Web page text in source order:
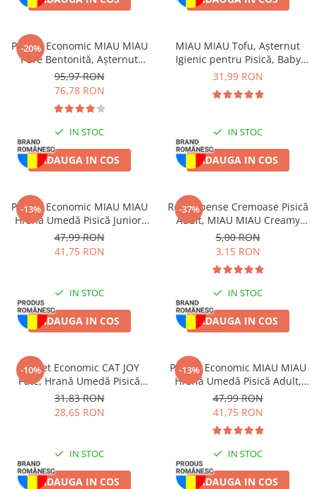
-20%
Pachet Economic MIAU MIAU
Pure Bentonită, Așternut
Igienic pentru Pisică, Lavandă,
4x5L
95,97 RON
76,78 RON
IN STOC
ADAUGA IN COS
MIAU MIAU Tofu, Așternut
Igienic pentru Pisică, Baby
Powder, 6L
31,99 RON
IN STOC
ADAUGA IN COS
-13%
Pachet Economic MIAU MIAU
Hrană Umedă Pisică Junior,
Pui în sos, 24x100g
47,99 RON
41,75 RON
IN STOC
ADAUGA IN COS
-37%
Recompense Cremoase Pisică
Adult, MIAU MIAU Creamy
Snacks, Pui, 4x15g
5,00 RON
3,15 RON
IN STOC
ADAUGA IN COS
-10%
Pachet Economic CAT JOY
Pate, Hrană Umedă Pisică
Adult, Pasăre, 16x100g
31,83 RON
28,65 RON
IN STOC
ADAUGA IN COS
-13%
Pachet Economic MIAU MIAU
Hrană Umedă Pisică Adult,
Sterilizată, Pui în sos, 24x100g
47,99 RON
41,75 RON
IN STOC
ADAUGA IN COS